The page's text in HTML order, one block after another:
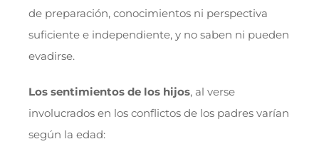
de preparación, conocimientos ni perspectiva
suficiente e independiente, y no saben ni pueden
evadirse.
Los sentimientos de los hijos, al verse
involucrados en los conflictos de los padres varían
según la edad: